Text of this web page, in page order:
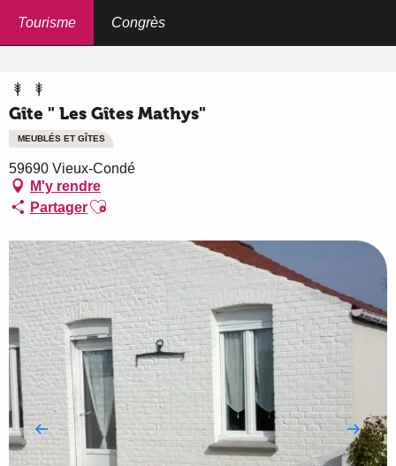
Tourisme Congrès
Gîte " Les Gîtes Mathys"
MEUBLÉS ET GÎTES
59690 Vieux-Condé
M'y rendre
PartagerAjouter aux favoris